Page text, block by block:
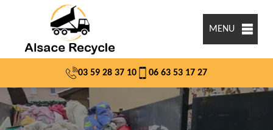
MENU
03 59 28 37 10 06 63 53 17 27